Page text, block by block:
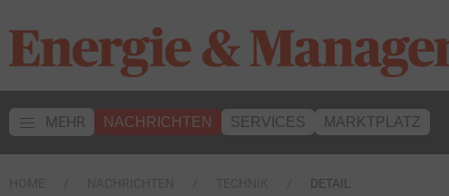
MEHR NACHRICHTEN SERVICES MARKTPLATZ
DETAIL